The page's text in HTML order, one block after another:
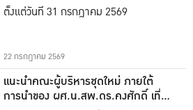
ตั้งแต่วันที่ 31 กรกฎาคม 2569
22 กรกฎาคม 2569
แนะนำคณะผู้บริหารชุดใหม่ ภายใต้
การนำของ ผศ.น.สพ.ดร.คงศักดิ์ เที่ยง